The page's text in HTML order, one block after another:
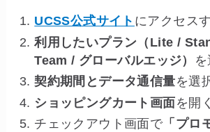
UCSS公式サイト にアクセス
利用したいプラン（Lite /
Team / グローバルエッジ）
契約期間とデータ通信量を選
ショッピングカート画面を開く
チェックアウト画面で「プロ